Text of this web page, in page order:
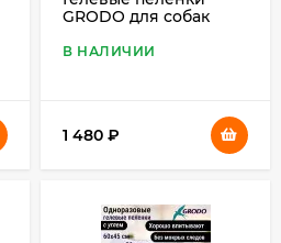
GRODO для собак
шт.
В НАЛИЧИИ
1 480 ₽